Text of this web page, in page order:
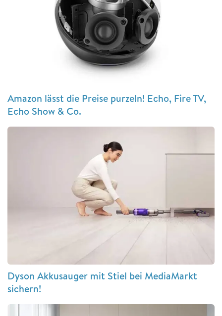
Amazon lässt die Preise purzeln! Echo, Fire TV,
Echo Show & Co.
Dyson Akkusauger mit Stiel bei MediaMarkt
sichern!